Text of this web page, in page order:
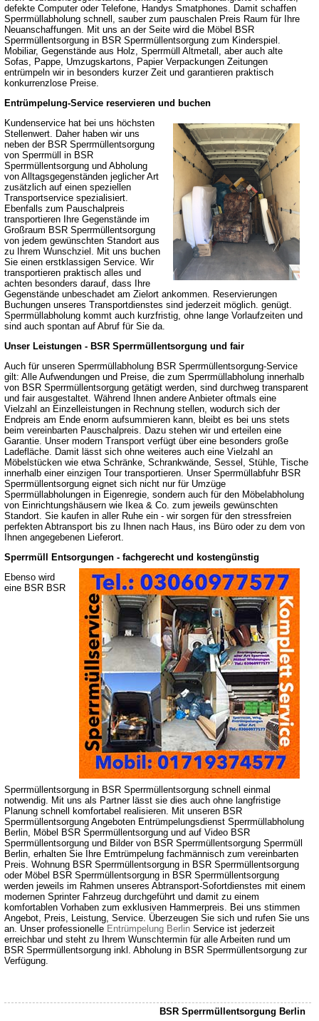
defekte Computer oder Telefone, Handys Smatphones. Damit schaffen
Sperrmüllabholung schnell, sauber zum pauschalen Preis Raum für Ihre
Neuanschaffungen. Mit uns an der Seite wird die Möbel BSR
Sperrmüllentsorgung in BSR Sperrmüllentsorgung zum Kinderspiel.
Mobiliar, Gegenstände aus Holz, Sperrmüll Altmetall, aber auch alte
Sofas, Pappe, Umzugskartons, Papier Verpackungen Zeitungen
entrümpeln wir in besonders kurzer Zeit und garantieren praktisch
konkurrenzlose Preise.
Entrümpelung-Service reservieren und buchen
Kundenservice hat bei uns höchsten
Stellenwert. Daher haben wir uns
neben der BSR Sperrmüllentsorgung
von Sperrmüll in BSR
Sperrmüllentsorgung und Abholung
von Alltagsgegenständen jeglicher Art
zusätzlich auf einen speziellen
Transportservice spezialisiert.
Ebenfalls zum Pauschalpreis
transportieren Ihre Gegenstände im
Großraum BSR Sperrmüllentsorgung
von jedem gewünschten Standort aus
zu Ihrem Wunschziel. Mit uns buchen
Sie einen erstklassigen Service. Wir
transportieren praktisch alles und
achten besonders darauf, dass Ihre
Gegenstände unbeschadet am Zielort ankommen. Reservierungen
Buchungen unseres Transportdienstes sind jederzeit möglich. genügt.
Sperrmüllabholung kommt auch kurzfristig, ohne lange Vorlaufzeiten und
sind auch spontan auf Abruf für Sie da.
Unser Leistungen - BSR Sperrmüllentsorgung und fair
Auch für unseren Sperrmüllabholung BSR Sperrmüllentsorgung-Service
gilt: Alle Aufwendungen und Preise, die zum Sperrmüllabholung innerhalb
von BSR Sperrmüllentsorgung getätigt werden, sind durchweg transparent
und fair ausgestaltet. Während Ihnen andere Anbieter oftmals eine
Vielzahl an Einzelleistungen in Rechnung stellen, wodurch sich der
Endpreis am Ende enorm aufsummieren kann, bleibt es bei uns stets
beim vereinbarten Pauschalpreis. Dazu stehen wir und erteilen eine
Garantie. Unser modern Transport verfügt über eine besonders große
Ladefläche. Damit lässt sich ohne weiteres auch eine Vielzahl an
Möbelstücken wie etwa Schränke, Schrankwände, Sessel, Stühle, Tische
innerhalb einer einzigen Tour transportieren. Unser Sperrmüllabfuhr BSR
Sperrmüllentsorgung eignet sich nicht nur für Umzüge
Sperrmüllabholungen in Eigenregie, sondern auch für den Möbelabholung
von Einrichtungshäusern wie Ikea & Co. zum jeweils gewünschten
Standort. Sie kaufen in aller Ruhe ein - wir sorgen für den stressfreien
perfekten Abtransport bis zu Ihnen nach Haus, ins Büro oder zu dem von
Ihnen angegebenen Lieferort.
Sperrmüll Entsorgungen - fachgerecht und kostengünstig
Ebenso wird
eine BSR BSR
Sperrmüllentsorgung in BSR Sperrmüllentsorgung schnell einmal
notwendig. Mit uns als Partner lässt sie dies auch ohne langfristige
Planung schnell komfortabel realisieren. Mit unseren BSR
Sperrmüllentsorgung Angeboten Entrümpelungsdienst Sperrmüllabholung
Berlin, Möbel BSR Sperrmüllentsorgung und auf Video BSR
Sperrmüllentsorgung und Bilder von BSR Sperrmüllentsorgung Sperrmüll
Berlin, erhalten Sie Ihre Emtrümpelung fachmännisch zum vereinbarten
Preis. Wohnung BSR Sperrmüllentsorgung in BSR Sperrmüllentsorgung
oder Möbel BSR Sperrmüllentsorgung in BSR Sperrmüllentsorgung
werden jeweils im Rahmen unseres Abtransport-Sofortdienstes mit einem
modernen Sprinter Fahrzeug durchgeführt und damit zu einem
komfortablen Vorhaben zum exklusiven Hammerpreis. Bei uns stimmen
Angebot, Preis, Leistung, Service. Überzeugen Sie sich und rufen Sie uns
an. Unser professionelle Entrümpelung Berlin Service ist jederzeit
erreichbar und steht zu Ihrem Wunschtermin für alle Arbeiten rund um
BSR Sperrmüllentsorgung inkl. Abholung in BSR Sperrmüllentsorgung zur
Verfügung.
BSR Sperrmüllentsorgung Berlin